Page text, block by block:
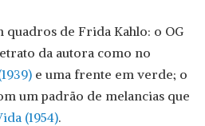
quadros de Frida Kahlo: o OG
da autora como no
e uma frente em verde; o
um padrão de melancias que
(1954).